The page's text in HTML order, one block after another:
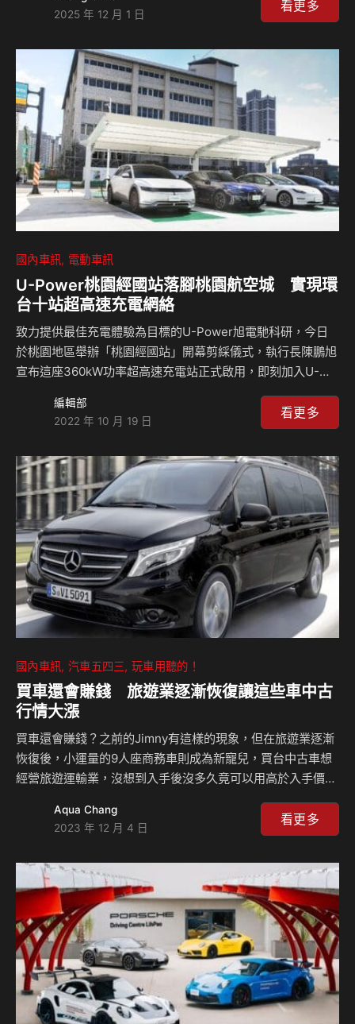
n⁷系列再享「四年最高20%充電點數回饋」(3)、特定車型再
贈「家用充電樁」等多項購車優惠。 此外，12月預約來店試
賞車也能充滿驚喜，大人小孩皆能共享歡樂時光。敬邀所有喜
愛 LUXGEN 的準車主們把握年末最後優惠，一起切換更智慧
的移動生活！ LUXGEN攜手企業推動新能源普及 n⁷成為永
續…
2025 年 12 月 1 日
看更多
國內車訊 電動車訊
U-Power桃園經國站落腳桃園航空城 實現環
台十站超高速充電網絡
致力提供最佳充電體驗為目標的U-Power旭電馳科研，今日
於桃園地區舉辦「桃園經國站」開幕剪綵儀式，執行長陳鵬旭
宣布這座360kW功率超高速充電站正式啟用，即刻加入U-
經國特區，鄰近南崁交流道，地理位置適中且交通極為方便，
對於城市居民以及南來北往旅客的低碳運具而言，是最便利的
也樂見大桃園地區能領先發展電動車超高速充電站，亦親自蒞
臨剪綵。 U-Power旭電馳科研也趁著光輝十月宣布正式迎向
璀璨十站的消息，包含「新北林口站」及「臺中安和站」都將
於十月底加入超高速充電試營運服務，串起全臺十…
編輯部
2022 年 10 月 19 日
看更多
國內車訊 汽車五四三 玩車用聽的！
買車還會賺錢 旅遊業逐漸恢復讓這些車中古
行情大漲
買車還會賺錢？之前的Jimny有這樣的現象，但在旅遊業逐漸
恢復後，小運量的9人座商務車則成為新寵兒，買台中古車想
經營旅遊運輸業，沒想到入手後沒多久竟可以用高於入手價
事！ 相關新聞：
Aqua Chang
2023 年 12 月 4 日
看更多